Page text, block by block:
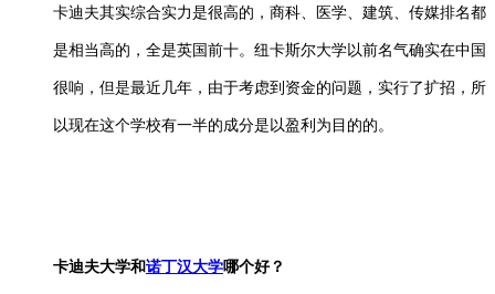
卡迪夫其实综合实力是很高的，商科、医学、建筑、传媒排名都
是相当高的，全是英国前十。纽卡斯尔大学以前名气确实在中国
很响，但是最近几年，由于考虑到资金的问题，实行了扩招，所
以现在这个学校有一半的成分是以盈利为目的的。
卡迪夫大学和诺丁汉大学哪个好？